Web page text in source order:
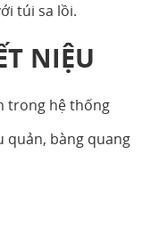
túi sa lồi.
NIỆU
trong hệ thống
quản, bàng quang